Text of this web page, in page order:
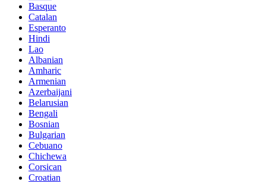
Basque
Catalan
Esperanto
Hindi
Lao
Albanian
Amharic
Armenian
Azerbaijani
Belarusian
Bengali
Bosnian
Bulgarian
Cebuano
Chichewa
Corsican
Croatian